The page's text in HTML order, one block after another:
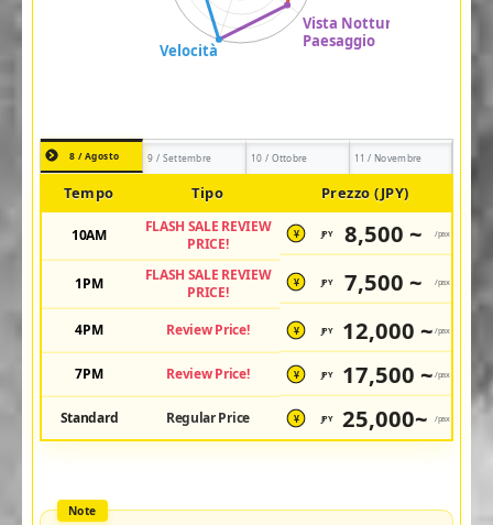
8 / Agosto 9 / Settembre 10 / Ottobre 11 / Novembre
Tempo Tipo Prezzo (JPY)
10AM
FLASH SALE REVIEW
PRICE!
¥ JPY 8,500 ~ /pax
1PM
FLASH SALE REVIEW
PRICE!
¥ JPY 7,500 ~ /pax
4PM Review Price! ¥ JPY 12,000 ~ /pax
7PM Review Price! ¥ JPY 17,500 ~ /pax
Standard Regular Price ¥ JPY 25,000~ /pax